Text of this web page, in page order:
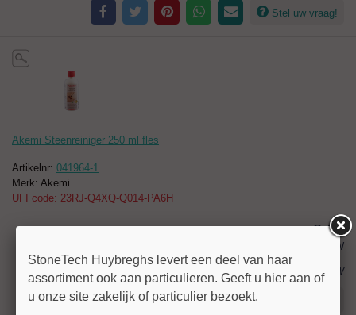
Stel uw vraag!
Akemi Steenreiniger 250 ml fles
Artikelnr: 041964-1
Merk: Akemi
UFI code: 23RJ-Q4XQ-Q014-PA6H
8,00
excl BTW
€ 9,68 incl BTW
StoneTech Huybreghs levert een deel van haar
assortiment ook aan particulieren. Geeft u hier aan of
u onze site zakelijk of particulier bezoekt.